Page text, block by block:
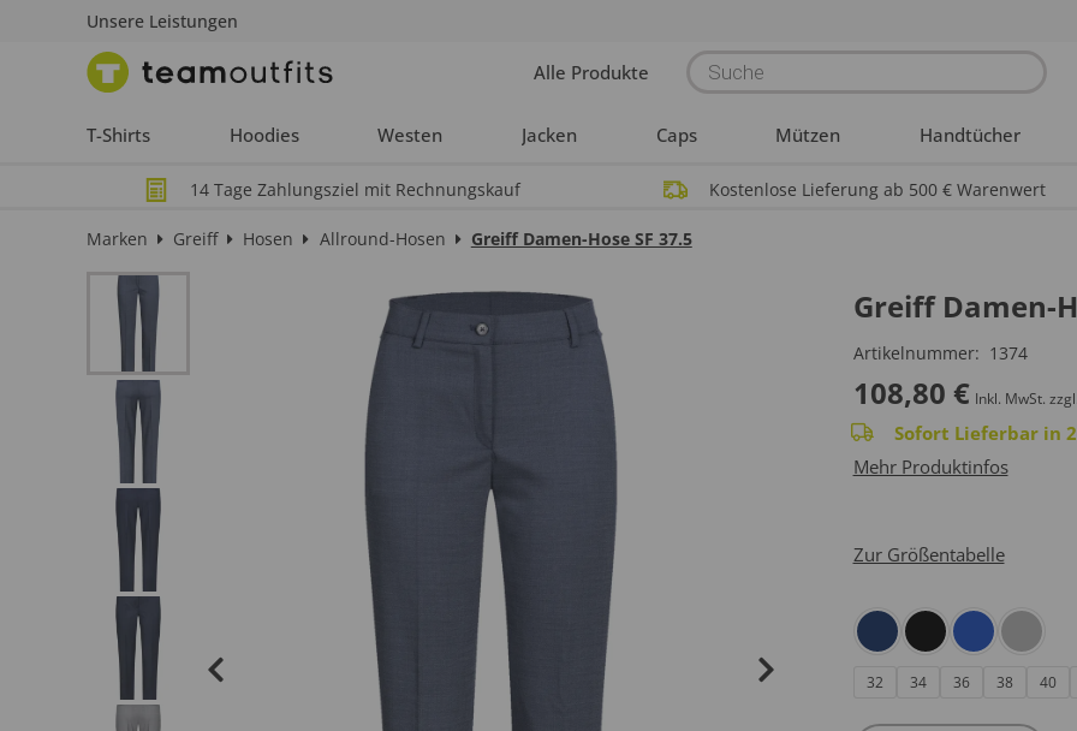
Unsere Leistungen
Alle Produkte Products
search
T-Shirts Hoodies Westen Jacken Caps Mützen Handtücher
14 Tage Zahlungsziel mit Rechnungskauf Kostenlose Lieferung ab 500 € Warenwert
Marken Greiff Hosen Allround-Hosen Greiff Damen-Hose SF 37.5
Greiff Damen-
Artikelnummer: 1374
108,80 € Inkl. MwSt.
Sofort Lieferbar in
Mehr Produktinfos
Zur Größentabelle
32 34 36 38 40